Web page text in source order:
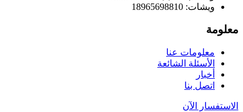
ويشات: 18965698810
معلومة
معلومات عنا
الأسئلة الشائعة
أخبار
اتصل بنا
الاستفسار الآن